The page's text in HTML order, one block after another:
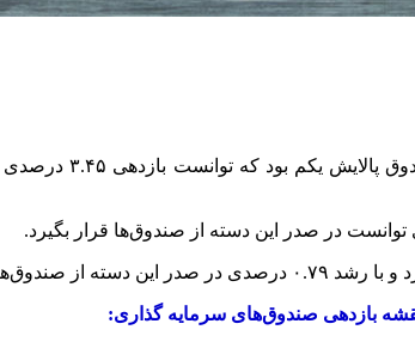
به گزارش
قرار گرفت.
بازدهی صندوق‌های سرمایه گذاری: